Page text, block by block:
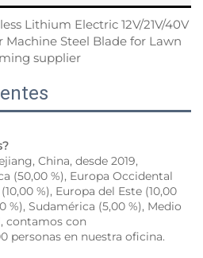
China, desde 2019,
(50,00 %), Europa Occidental
%), Europa del Este (10,00
%), Sudamérica (5,00 %), Medio
contamos con
personas en nuestra oficina.